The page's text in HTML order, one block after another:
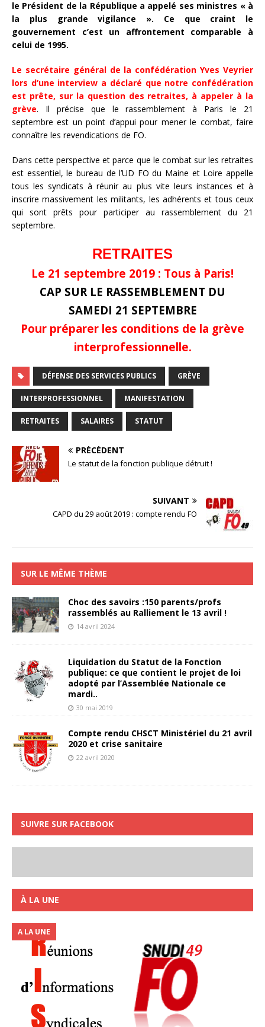
le Président de la République a appelé ses ministres « à
la plus grande vigilance ». Ce que craint le
gouvernement c’est un affrontement comparable à
celui de 1995.
Le secrétaire général de la confédération Yves Veyrier
lors d’une interview a déclaré que notre confédération
est prête, sur la question des retraites, à appeler à la
grève. Il précise que le rassemblement à Paris le 21
septembreest un point d’appui pour mener le combat, faire
connaître les revendications de FO.
Dans cette perspective et parce que le combat sur les retraites
est essentiel, le bureau de l’UD FO du Maine et Loire appelle
tous les syndicats à réunir au plus vite leurs instances et à
inscrire massivement les militants, les adhérents et tous ceux
qui sont prêts pour participer au rassemblement du 21
septembre.
RETRAITES
Le 21 septembre 2019 : Tous à Paris!
CAP SUR LE RASSEMBLEMENT DU
SAMEDI 21 SEPTEMBRE
Pour préparer les conditions de la grève
interprofessionnelle.
DÉFENSE DES SERVICES PUBLICS GRÈVE
INTERPROFESSIONNEL MANIFESTATION
RETRAITES SALAIRES STATUT
PRÉCÉDENT
Le statut de la fonction publique détruit !
SUIVANT
CAPD du 29 août 2019 : compte rendu FO
SUR LE MÊME THÈME
Choc des savoirs :150 parents/profs
rassemblés au Ralliement le 13 avril !
14 avril 2024
Liquidation du Statut de la Fonction
publique: ce que contient le projet de loi
adopté par l’Assemblée Nationale ce
mardi..
30 mai 2019
Compte rendu CHSCT Ministériel du 21 avril
2020 et crise sanitaire
22 avril 2020
SUIVRE SUR FACEBOOK
À LA UNE
A LA UNE